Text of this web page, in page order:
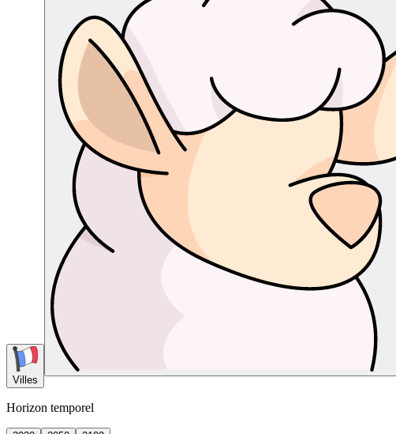
Villes
Horizon temporel